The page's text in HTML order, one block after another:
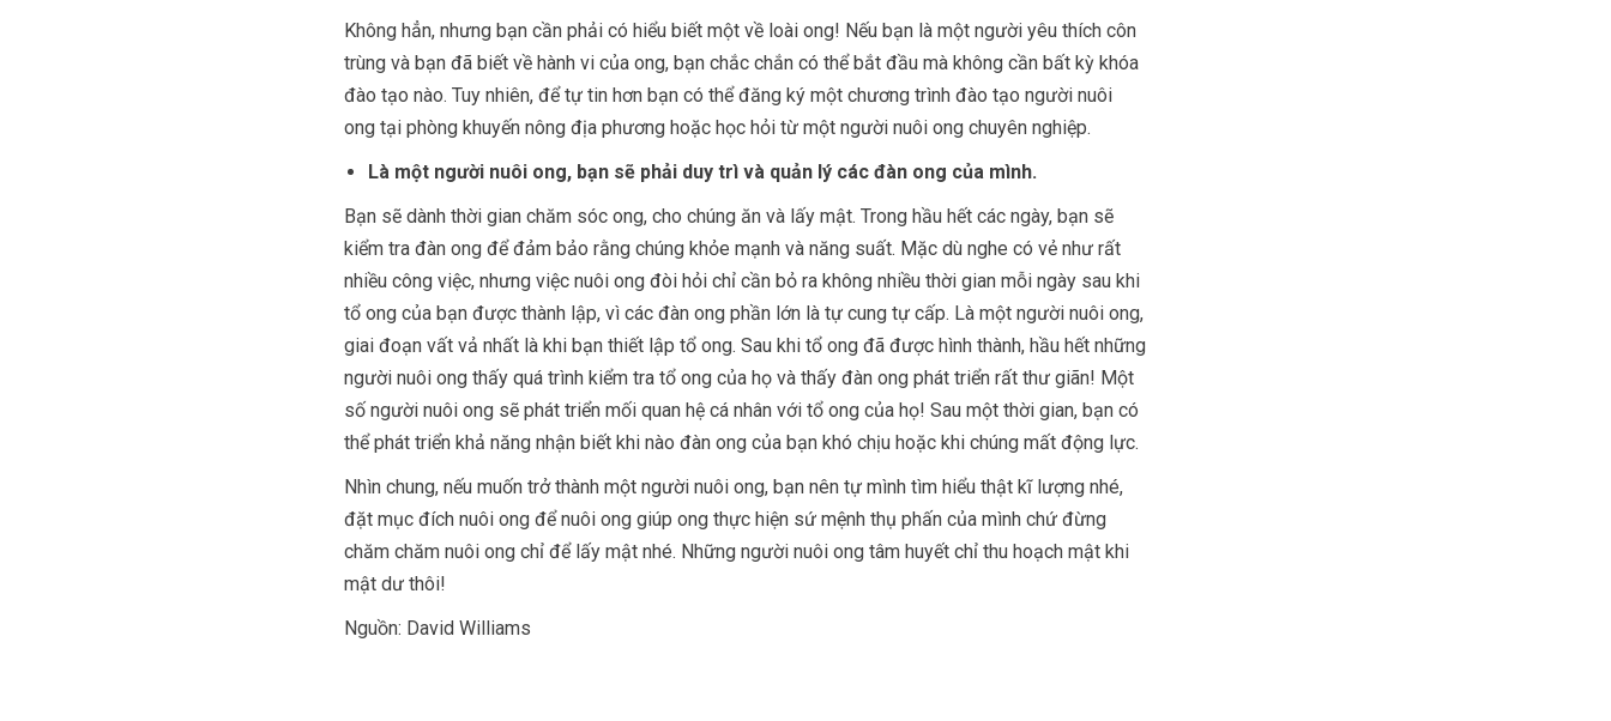
Không hẳn, nhưng bạn cần phải có hiểu biết một về loài ong! Nếu bạn là một người yêu thích côn
trùng và bạn đã biết về hành vi của ong, bạn chắc chắn có thể bắt đầu mà không cần bất kỳ khóa
đào tạo nào. Tuy nhiên, để tự tin hơn bạn có thể đăng ký một chương trình đào tạo người nuôi
ong tại phòng khuyến nông địa phương hoặc học hỏi từ một người nuôi ong chuyên nghiệp.
Là một người nuôi ong, bạn sẽ phải duy trì và quản lý các đàn ong của mình.
Bạn sẽ dành thời gian chăm sóc ong, cho chúng ăn và lấy mật. Trong hầu hết các ngày, bạn sẽ
kiểm tra đàn ong để đảm bảo rằng chúng khỏe mạnh và năng suất. Mặc dù nghe có vẻ như rất
nhiều công việc, nhưng việc nuôi ong đòi hỏi chỉ cần bỏ ra không nhiều thời gian mỗi ngày sau khi
tổ ong của bạn được thành lập, vì các đàn ong phần lớn là tự cung tự cấp. Là một người nuôi ong,
giai đoạn vất vả nhất là khi bạn thiết lập tổ ong. Sau khi tổ ong đã được hình thành, hầu hết những
người nuôi ong thấy quá trình kiểm tra tổ ong của họ và thấy đàn ong phát triển rất thư giãn! Một
số người nuôi ong sẽ phát triển mối quan hệ cá nhân với tổ ong của họ! Sau một thời gian, bạn có
thể phát triển khả năng nhận biết khi nào đàn ong của bạn khó chịu hoặc khi chúng mất động lực.
Nhìn chung, nếu muốn trở thành một người nuôi ong, bạn nên tự mình tìm hiểu thật kĩ lượng nhé,
đặt mục đích nuôi ong để nuôi ong giúp ong thực hiện sứ mệnh thụ phấn của mình chứ đừng
chăm chăm nuôi ong chỉ để lấy mật nhé. Những người nuôi ong tâm huyết chỉ thu hoạch mật khi
mật dư thôi!
Nguồn: David Williams